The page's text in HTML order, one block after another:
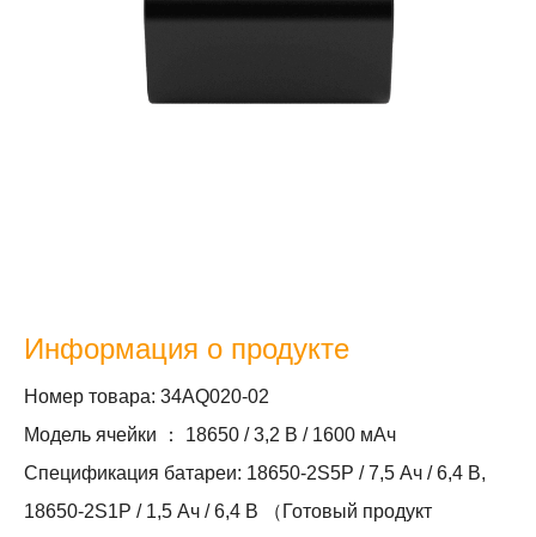
Информация о продукте
Номер товара: 34AQ020-02
Модель ячейки ： 18650 / 3,2 В / 1600 мАч
Спецификация батареи: 18650-2S5P / 7,5 Ач / 6,4 В,
18650-2S1P / 1,5 Ач / 6,4 В （Готовый продукт